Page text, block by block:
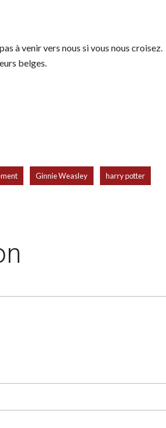
à venir vers nous si vous nous croisez.
belges.
Ginnie Weasley harry potter